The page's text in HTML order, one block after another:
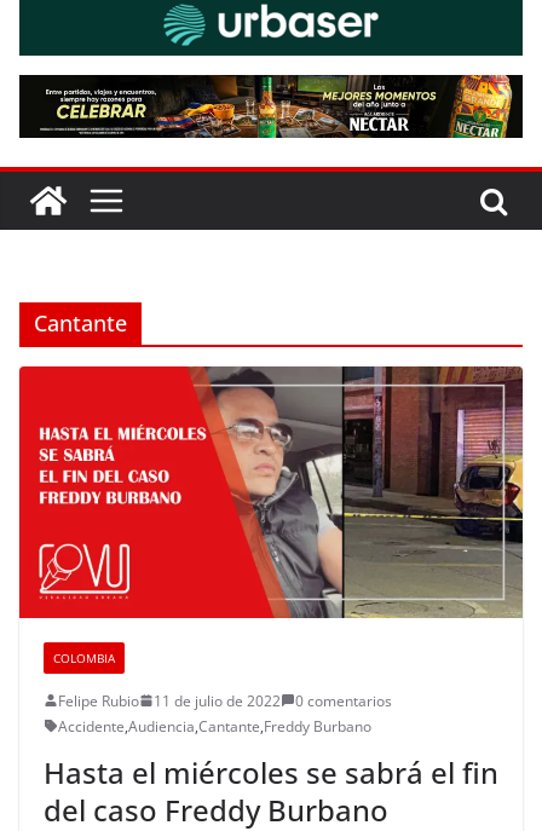
Cantante
COLOMBIA
Felipe Rubio 11 de julio de 2022
0 comentarios
Accidente,Audiencia,Cantante,Freddy Burbano
Hasta el miércoles se sabrá el fin
del caso Freddy Burbano